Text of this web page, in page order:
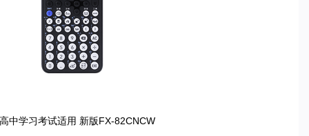
中学习考试适用 新版FX-82CNCW